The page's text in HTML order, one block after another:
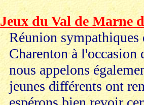
Jeux du Val de Marne
Réunion sympathiques
Charenton à l'occasion
nous appelons
jeunes différents ont